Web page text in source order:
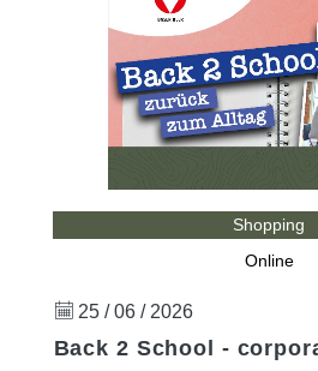
Shopping
Online
25 / 06 / 2026
Back 2 School -